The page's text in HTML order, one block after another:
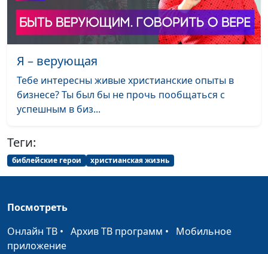
человека
священнослужитель
Почему и зачем мы
Артем Таварян,
#38
Отверженность: люди
отвергают, Бог
принимает
Андрей Довгель,
священнослужитель
Жить достойно -
Андрей Довгель,
Живая вера
Крест Иисуса Христа
Я – верующая
Тебе интересны живые христианские опыты в
бизнесе? Ты был бы не прочь пообщаться с
успешным в биз...
Теги:
библейские герои христианская жизнь
Посмотреть
Онлайн ТВ • Архив ТВ программ • Мобильное
приложение